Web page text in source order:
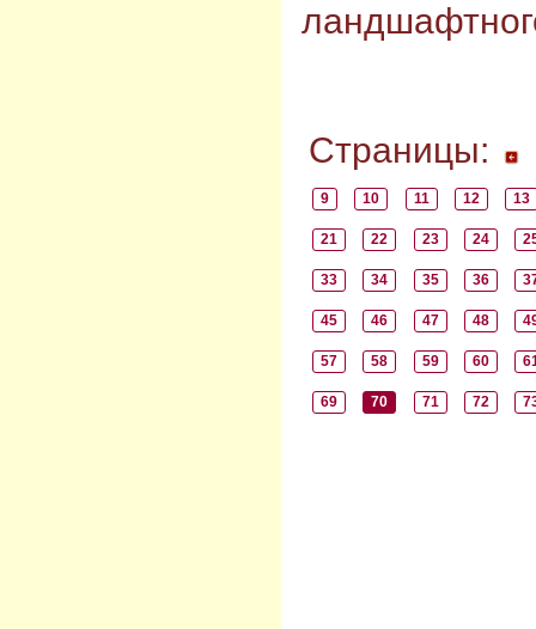
Страницы:
9 10 11 12 13
21 22 23 24
33 34 35 36
45 46 47 48
57 58 59 60
69 70 71 72